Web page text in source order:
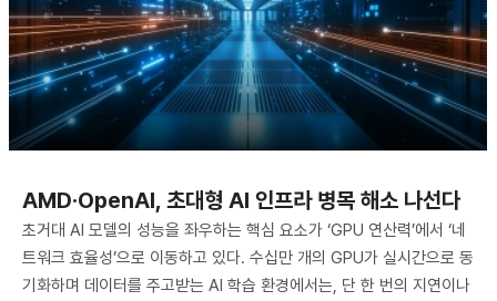
AMD·OpenAI, 초대형 AI 인프라 병목 해소 나선다
초거대 AI 모델의 성능을 좌우하는 핵심 요소가 ‘GPU 연산력’에서 ‘네
트워크 효율성’으로 이동하고 있다. 수십만 개의 GPU가 실시간으로 동
기화하며 데이터를 주고받는 AI 학습 환경에서는, 단 한 번의 지연이나